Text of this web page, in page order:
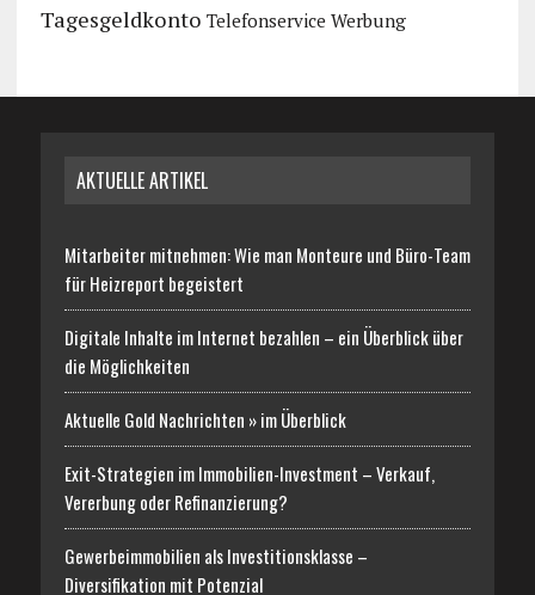
Tagesgeldkonto Telefonservice Werbung
AKTUELLE ARTIKEL
Mitarbeiter mitnehmen: Wie man Monteure und Büro-Team
für Heizreport begeistert
Digitale Inhalte im Internet bezahlen – ein Überblick über
die Möglichkeiten
Aktuelle Gold Nachrichten » im Überblick
Exit-Strategien im Immobilien-Investment – Verkauf,
Vererbung oder Refinanzierung?
Gewerbeimmobilien als Investitionsklasse –
Diversifikation mit Potenzial